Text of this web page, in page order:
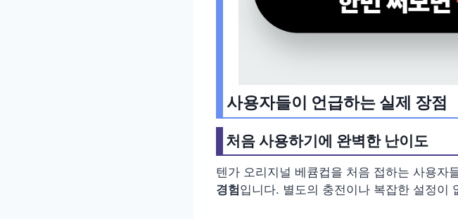
사용자들이 언급하는 실제 장점
처음 사용하기에 완벽한 난이도
텐가 오리지널 베큠컵을 처음 접하는 사용자
경험입니다. 별도의 충전이나 복잡한 설정이